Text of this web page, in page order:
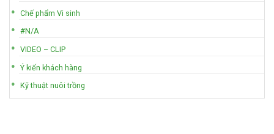
Chế phẩm Vi sinh
#N/A
VIDEO – CLIP
Ý kiến khách hàng
Kỹ thuật nuôi trồng